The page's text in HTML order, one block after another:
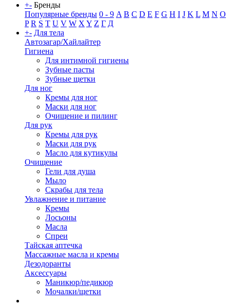
+- Бренды
Популярные бренды 0 - 9 A B C D E F G H I J K L M N O
P R S T U V W X Y Z Г Д
+- Для тела
Автозагар/Хайлайтер
Гигиена
Для интимной гигиены
Зубные пасты
Зубные щетки
Для ног
Кремы для ног
Маски для ног
Очищение и пилинг
Для рук
Кремы для рук
Маски для рук
Масло для кутикулы
Очищение
Гели для душа
Мыло
Скрабы для тела
Увлажнение и питание
Кремы
Лосьоны
Масла
Спреи
Тайская аптечка
Массажные масла и кремы
Дезодоранты
Аксессуары
Маникюр/педикюр
Мочалки/щетки